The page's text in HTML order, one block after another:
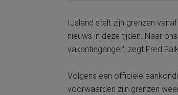
IJsland stelt zijn grenzen
nieuws in deze tijden. Naar
vakantieganger’, zegt Fred
Volgens een officiële
voorwaarden zijn grenzen